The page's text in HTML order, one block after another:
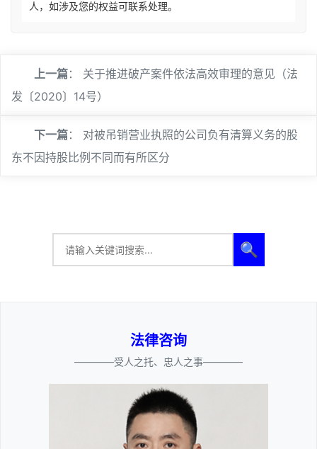
人，如涉及您的权益可联系处理。
上一篇： 关于推进破产案件依法高效审理的意见（法
发〔2020〕14号）
下一篇： 对被吊销营业执照的公司负有清算义务的股
东不因持股比例不同而有所区分
🔍
法律咨询
————受人之托、忠人之事————